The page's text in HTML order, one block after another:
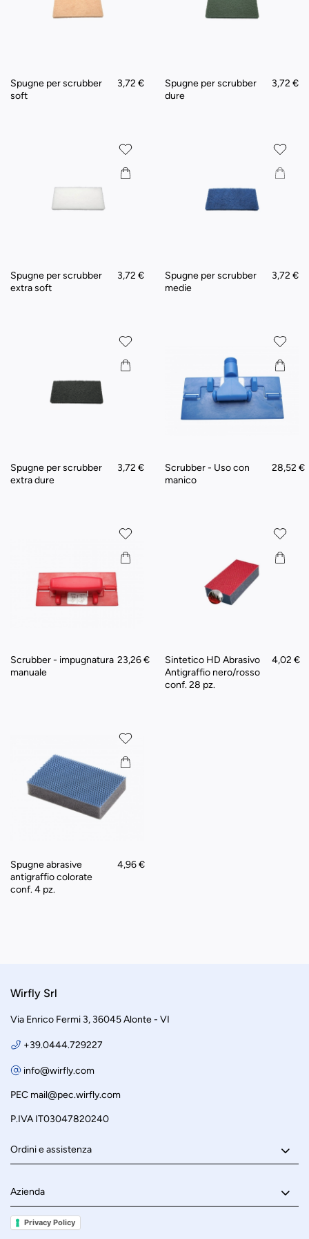
Spugne per scrubber
soft
3,72 €
Spugne per scrubber
dure
3,72 €
Spugne per scrubber
extra soft
3,72 €
Spugne per scrubber
medie
3,72 €
Spugne per scrubber
extra dure
3,72 €
Scrubber - Uso con
manico
28,52 €
Scrubber - impugnatura
manuale
23,26 €
Sintetico HD Abrasivo
Antigraffio nero/rosso
conf. 28 pz.
4,02 €
Spugne abrasive
antigraffio colorate
conf. 4 pz.
4,96 €
Wirfly Srl
Via Enrico Fermi 3, 36045 Alonte - VI
+39.0444.729227
info@wirfly.com
PEC mail@pec.wirfly.com
P.IVA IT03047820240
Ordini e assistenza
Azienda
Privacy Policy